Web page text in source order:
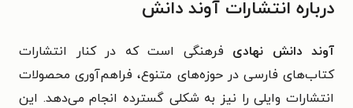
درباره انتشارات آوند دانش
آوند دانش نهادی فرهنگی است که در کنار انتشارات
کتاب‌های فارسی در حوزه‌های متنوع، فراهم‌آوری محصولات
انتشارات وایلی را نیز به شکلی گسترده انجام می‌دهد. این